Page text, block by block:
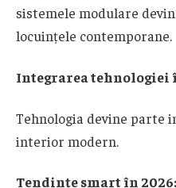
sistemele modulare
locuințele contemporane.
Integrarea
Tehnologia devine parte
interior modern.
Tendințe smart în 2026: